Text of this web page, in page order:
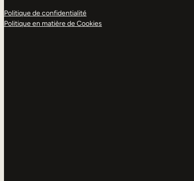
Politique de confidentialité
Politique en matière de Cookies